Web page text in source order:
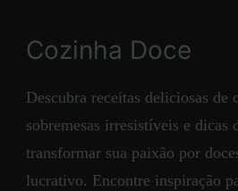
Cozinha Doce
Descubra receitas deliciosas de
sobremesas irresistíveis e dicas
transformar sua paixão por
lucrativo. Encontre inspiração